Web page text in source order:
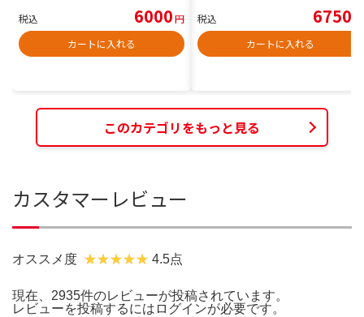
税込 6000円
カートに入れる
税込 6750
カートに入れる
このカテゴリをもっと見る
カスタマーレビュー
オススメ度 4.5点
現在、2935件のレビューが投稿されています。
レビューを投稿するには ログインが必要です。